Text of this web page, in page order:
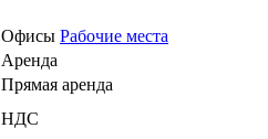
Офисы Рабочие места
Аренда
Прямая аренда
НДС